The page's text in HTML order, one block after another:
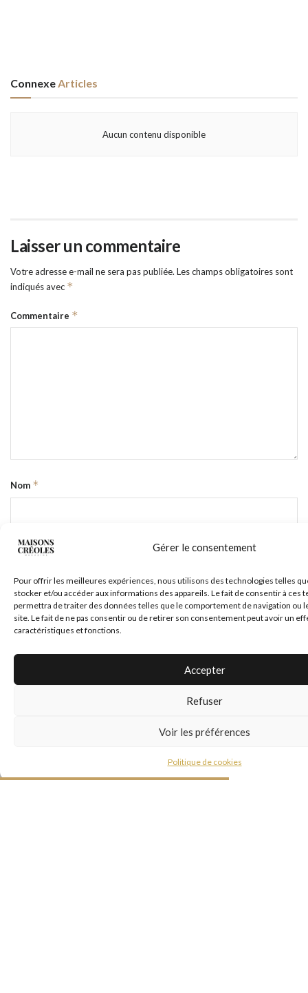
Gérer le consentement
Pour offrir les meilleures expériences, nous utilisons des technologies telles
stocker et/ou accéder aux informations des appareils. Le fait de consentir à ces
permettra de traiter des données telles que le comportement de navigation ou
site. Le fait de ne pas consentir ou de retirer son consentement peut avoir un
caractéristiques et fonctions.
Accepter
Refuser
Voir les préférences
Politique de cookies
Connexe Articles
Aucun contenu disponible
Laisser un commentaire
Votre adresse e-mail ne sera pas publiée. Les champs obligatoires sont
indiqués avec *
Commentaire *
Nom *
E-mail*
Site web
INSTAGRAM